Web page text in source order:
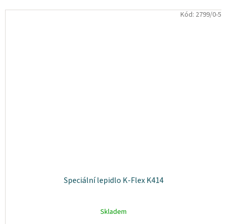
Speciální lepidlo K-Flex K414
Skladem
Kód: 2799/0-5